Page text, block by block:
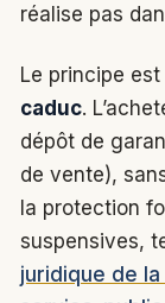
réalise pas
Le principe est
caduc.
dépôt de
de vente),
la protection
suspensives,
juridique de